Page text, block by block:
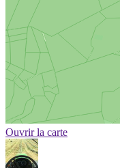
Ouvrir la carte